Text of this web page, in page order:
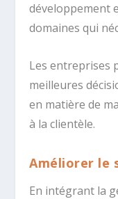
développement
domaines qui
Les entreprises
meilleures
en matière de
à la clientèle.
Améliorer le
En intégrant la